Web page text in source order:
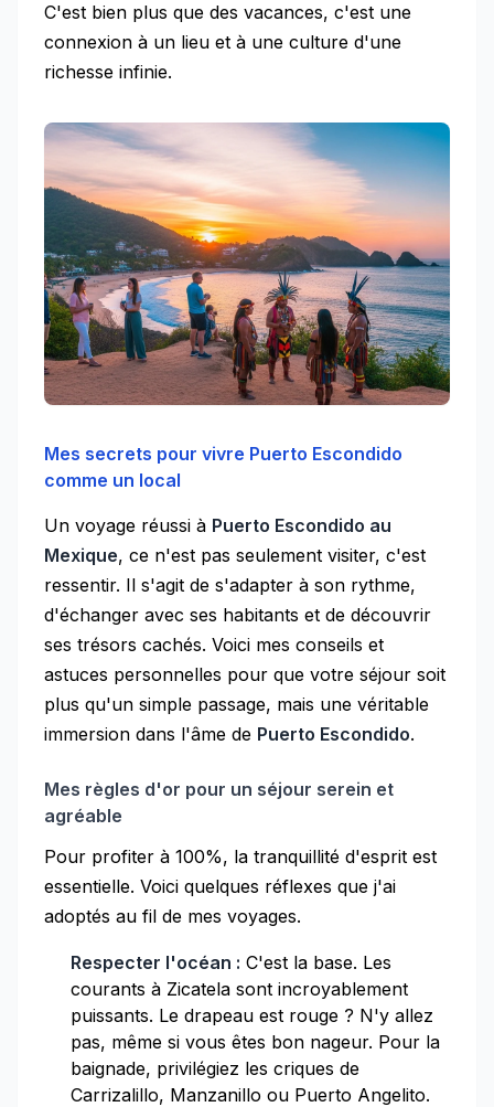
C'est bien plus que des vacances, c'est une
connexion à un lieu et à une culture d'une
richesse infinie.
Mes secrets pour vivre Puerto Escondido
comme un local
Un voyage réussi à Puerto Escondido au
Mexique, ce n'est pas seulement visiter, c'est
ressentir. Il s'agit de s'adapter à son rythme,
d'échanger avec ses habitants et de découvrir
ses trésors cachés. Voici mes conseils et
astuces personnelles pour que votre séjour soit
plus qu'un simple passage, mais une véritable
immersion dans l'âme de Puerto Escondido.
Mes règles d'or pour un séjour serein et
agréable
Pour profiter à 100%, la tranquillité d'esprit est
essentielle. Voici quelques réflexes que j'ai
adoptés au fil de mes voyages.
Respecter l'océan : C'est la base. Les
courants à Zicatela sont incroyablement
puissants. Le drapeau est rouge ? N'y allez
pas, même si vous êtes bon nageur. Pour la
baignade, privilégiez les criques de
Carrizalillo, Manzanillo ou Puerto Angelito.